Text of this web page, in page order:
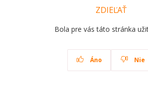
ZDIEĽAŤ
Bola pre vás táto stránka
Áno Nie